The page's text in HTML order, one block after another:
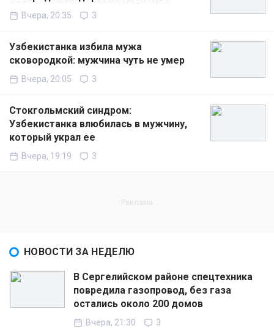
Вчера, 20:35 3
Узбекистанка избила мужа
сковородкой: мужчина чуть не умер
Вчера, 20:05 3
Стокгольмский синдром:
Узбекистанка влюбилась в мужчину,
который украл ее
Вчера, 19:19 3
НОВОСТИ ЗА НЕДЕЛЮ
В Сергелийском районе спецтехника
повредила газопровод, без газа
остались около 200 домов
Вчера, 21:30 3